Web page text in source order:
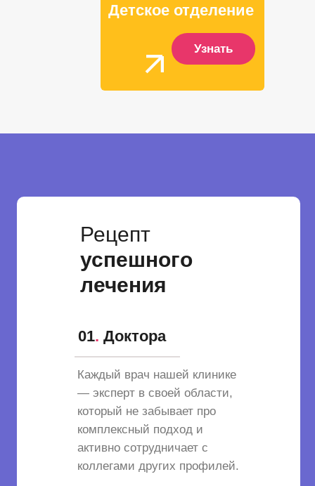
Детское отделение
Узнать
Рецепт
успешного
лечения
Каждый врач нашей клинике
— эксперт в своей области,
который не забывает про
комплексный подход и
активно сотрудничает с
коллегами других профилей.
01. Доктора